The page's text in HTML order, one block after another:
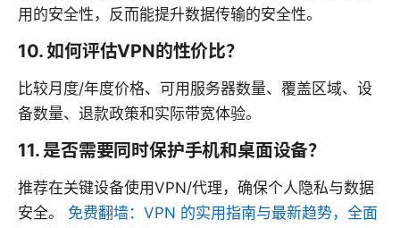
用的安全性，反而能提升数据传输的安全性。
10. 如何评估VPN的性价比？
比较月度/年度价格、可用服务器数量、覆盖区域、设
备数量、退款政策和实际带宽体验。
11. 是否需要同时保护手机和桌面设备？
推荐在关键设备使用VPN/代理，确保个人隐私与数据
安全。 免费翻墙：VPN 的实用指南与最新趋势，全面